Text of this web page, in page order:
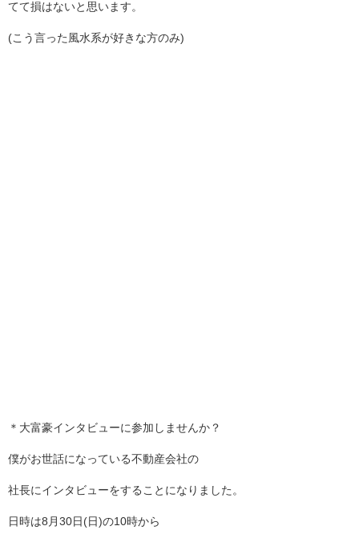
てて損はないと思います。
(こう言った風水系が好きな方のみ)
＊大富豪インタビューに参加しませんか？
僕がお世話になっている不動産会社の
社長にインタビューをすることになりました。
日時は8月30日(日)の10時から